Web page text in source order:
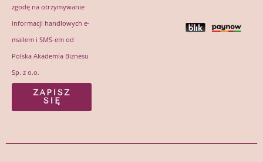
zgodę na otrzymywanie
informacji handlowych e-
mailem i SMS-em od
Polska Akademia Biznesu
Sp. z o.o.
ZAPISZ
SIĘ